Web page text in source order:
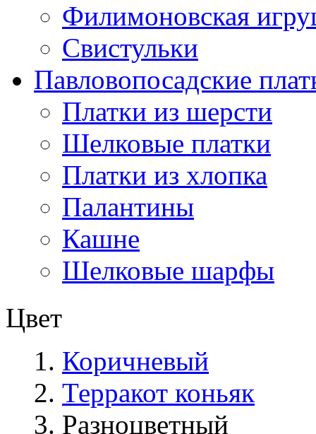
Филимоновская
Свистульки
Павловопосадские
Платки из шерсти
Шелковые платки
Платки из хлопка
Палантины
Кашне
Шелковые шарфы
Цвет
Коричневый
Терракот коньяк
Разноцветный